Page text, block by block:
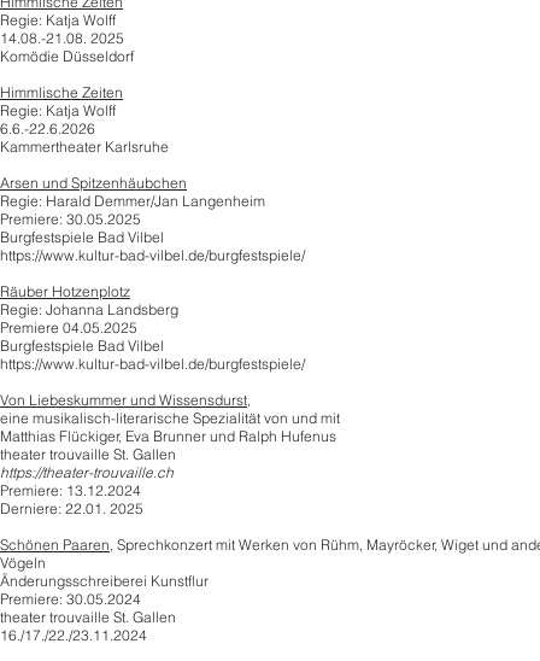
Regie: Katja Wolff
14.08.-21.08. 2025
Komödie Düsseldorf
Himmlische Zeiten
Regie: Katja Wolff
6.6.-22.6.2026
Kammertheater Karlsruhe
Arsen und Spitzenhäubchen
Regie: Harald Demmer/Jan Langenheim
Premiere: 30.05.2025
Burgfestspiele Bad Vilbel
https://www.kultur-bad-vilbel.de/burgfestspiele/
Räuber Hotzenplotz
Regie: Johanna Landsberg
Premiere 04.05.2025
Burgfestspiele Bad Vilbel
https://www.kultur-bad-vilbel.de/burgfestspiele/
Von Liebeskummer und Wissensdurst,
eine musikalisch-literarische Spezialität von und mit
Matthias Flückiger, Eva Brunner und Ralph Hufenus
theater trouvaille St. Gallen
https://theater-trouvaille.ch
Premiere: 13.12.2024
Derniere: 22.01. 2025
Schönen Paaren, Sprechkonzert mit Werken von Rühm, Mayröcker, Wiget und
Vögeln
Änderungsschreiberei Kunstflur
Premiere: 30.05.2024
theater trouvaille St. Gallen
16./17./22./23.11.2024